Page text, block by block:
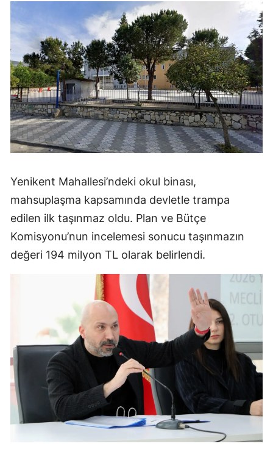
Yenikent Mahallesi’ndeki okul binası,
mahsuplaşma kapsamında devletle trampa
edilen ilk taşınmaz oldu. Plan ve Bütçe
Komisyonu’nun incelemesi sonucu taşınmazın
değeri 194 milyon TL olarak belirlendi.